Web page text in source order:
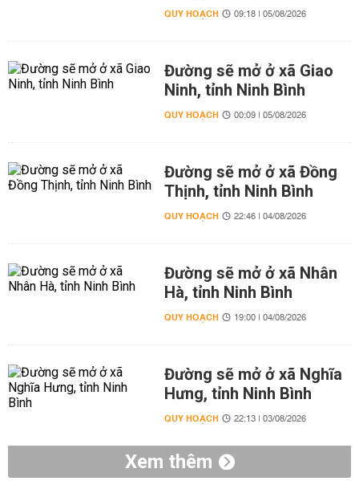
QUY HOẠCH 09:18 | 05/08/2026
Đường sẽ mở ở xã Giao
Ninh, tỉnh Ninh Bình
QUY HOẠCH 00:09 | 05/08/2026
Đường sẽ mở ở xã Đồng
Thịnh, tỉnh Ninh Bình
QUY HOẠCH 22:46 | 04/08/2026
Đường sẽ mở ở xã Nhân
Hà, tỉnh Ninh Bình
QUY HOẠCH 19:00 | 04/08/2026
Đường sẽ mở ở xã Nghĩa
Hưng, tỉnh Ninh Bình
QUY HOẠCH 22:13 | 03/08/2026
Xem thêm